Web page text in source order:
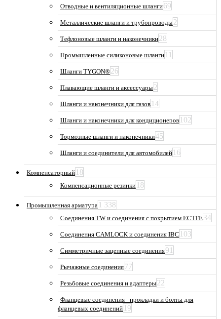
Отводные и вентиляционные шланги69
Металлические шланги и трубопроводы2
Тефлоновые шланги и наконечники28
Промышленные силиконовые шланги 11
Шланги TYGON®26
Плавающие шланги и аксессуары2
Шланги и наконечники для газов 14
Шланги и наконечники для кондиционеров 102
Тормозные шланги и наконечники45
Шланги и соединители для автомобилей 16
Компенсаторный 18
Компенсационные резинки 18
Промышленная арматура 1 338
Соединения TW и соединения с покрытием ECTFE34
Соединения CAMLOCK и соединения IBC 103
Симметричные зацепные соединения91
Рычажные соединения77
Резьбовые соединения и адаптеры22
Фланцевые соединения_ прокладки и болты для
фланцевых соединений 19